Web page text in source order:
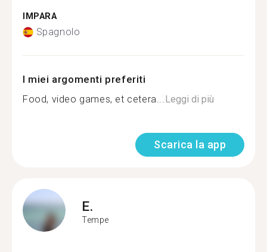
IMPARA
Spagnolo
I miei argomenti preferiti
Food, video games, et cetera...Leggi di più
Scarica la app
E.
Tempe